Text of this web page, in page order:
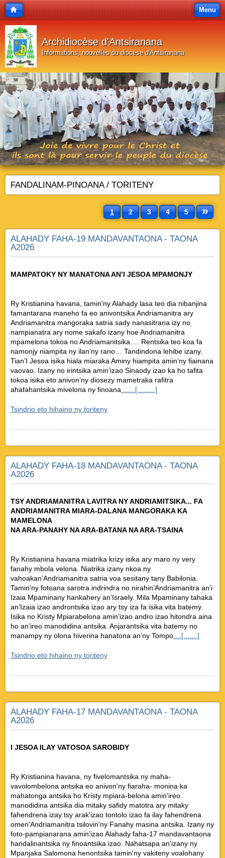
Menu
Archidiocèse d'Antsiranana
Informations, nouvelles du diocèse d'Antsiranana
FANDALINAM-PINOANA / TORITENY
1 2 3 4 5 »
ALAHADY FAHA-19 MANDAVANTAONA - TAONA
A2026
MAMPATOKY NY MANATONA AN’I JESOA MPAMONJY
Ry Kristianina havana, tamin'ny Alahady lasa teo dia nibanjina
famantarana maneho fa eo anivontsika Andriamanitra ary
Andriamanitra mangoraka satria sady nanasitrana izy no
nampianatra ary nome sakafo izany hoe Andriamanitra
mpamelona tokoa no Andriamanitsika…. Rentsika teo koa fa
namonjy niampita ny ilan’ny rano… Tandindona lehibe izany.
Tian’I Jesoa isika hiala miaraka Aminy hiampita amin’ny fiainana
vaovao. Izany no irintsika amin’izao Sinaody izao ka ho tafita
tokoa isika eto anivon’ny diosezy mametraka rafitra
ahafahantsika mivelona ny finoana .......[.........]
Tsindrio eto hihaino ny toriteny
ALAHADY FAHA-18 MANDAVANTAONA - TAONA
A2026
TSY ANDRIAMANITRA LAVITRA NY ANDRIAMITSIKA... FA
ANDRIAMANITRA MIARA-DALANA MANGORAKA KA
MAMELONA
NA ARA-PANAHY NA ARA-BATANA NA ARA-TSAINA
Ry Kristianina havana miatrika krizy isika ary maro ny very
fanahy mbola velona. Niatrika izany nkoa ny
vahoakan’Andriamanitra satria voa sesitany tany Babilonia.
Tamin’ny fotoana sarotra indrindra no nirahin’Andriamanitra an’i
Izaia Mpaminany hankahery an’Israely. Mila Mpaminany tahaka
an’Izaia izao androntsika izao ary tsy iza fa isika vita batemy.
Isika no Kristy Mpiarabelona amin’izao andro izao hitondra aina
ho an’ireo manodidina antsika. Anjarantsika vita batemy no
manampy ny olona hiverina hanatona an’ny Tompo ....[.......]
Tsindrio eto hihaino ny toriteny
ALAHADY FAHA-17 MANDAVANTAONA - TAONA
A2026
I JESOA ILAY VATOSOA SAROBIDY
Ry Kristianina havana, ny fivelomantsika ny maha-
vavolombelona antsika eo anivon'ny fiaraha- monina ka
mahatonga antsika ho Kristy mpiara-belona amin'ireo
manodidina antsika dia mitaky safidy matotra ary mitaky
fahendrena izay tsy arak'izao tontolo izao fa ilay fahendrena
omen'Andriamanitra tsilovin'ny Fanahy masina antsika. Izany ny
foto-pampianarana amin'izao Alahady faha-17 mandavantaona
handalinantsika ny finoantsika izao. Nahatsapa an'izany ny
Mpanjaka Salomona henontsika tamin'ny vakiteny voalohany